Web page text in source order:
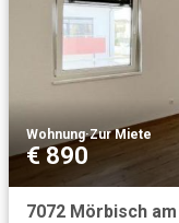
Wohnung·Zur Miete
€ 890
7072 Mörbisch